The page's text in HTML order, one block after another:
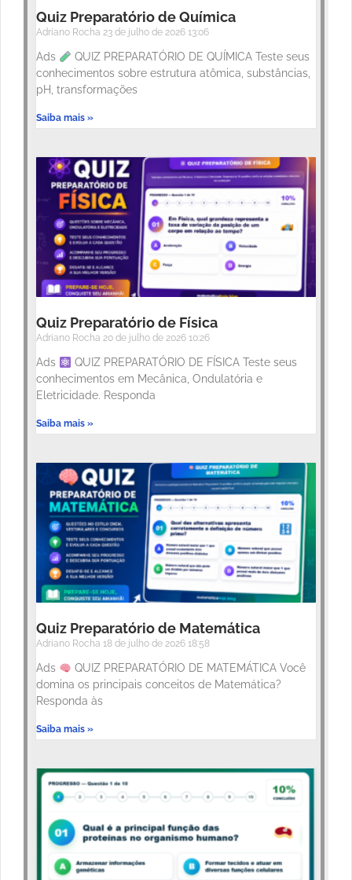
Quiz Preparatório de Química
Adriano Rocha 23 de julho de 2026 13:06
Ads
QUIZ PREPARATÓRIO DE QUÍMICA Teste seus
conhecimentos sobre estrutura atômica, substâncias,
pH, transformações
Saiba mais »
Quiz Preparatório de Física
Adriano Rocha 20 de julho de 2026 10:26
Ads
QUIZ PREPARATÓRIO DE FÍSICA Teste seus
conhecimentos em Mecânica, Ondulatória e
Eletricidade. Responda
Saiba mais »
Quiz Preparatório de Matemática
Adriano Rocha 18 de julho de 2026 18:58
Ads
QUIZ PREPARATÓRIO DE MATEMÁTICA Você
domina os principais conceitos de Matemática?
Responda às
Saiba mais »